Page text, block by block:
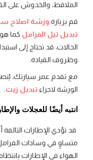
الملاقط، والخدوش على
قم بزيارة ورشة اصلاح
تبديل تيل الفرامل كما
الحالات، قد تحتاج إلى
وظروف القيادة.
مع تقدم عمر سيارتك،
الورشة لاجراء تبديل زيت
انتبه أيضًا للعجلات
قد تؤدي الإطارات التالفة
متساوٍ في وسادات
الهواء في الإطارات